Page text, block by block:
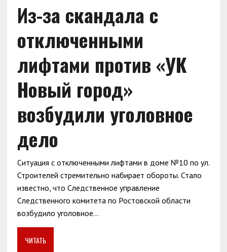
Из-за скандала с
отключенными
лифтами против «УК
Новый город»
возбудили уголовное
дело
Ситуация с отключенными лифтами в доме №10 по ул.
Строителей стремительно набирает обороты. Стало
известно, что Следственное управление
Следственного комитета по Ростовской области
возбудило уголовное…
ЧИТАТЬ